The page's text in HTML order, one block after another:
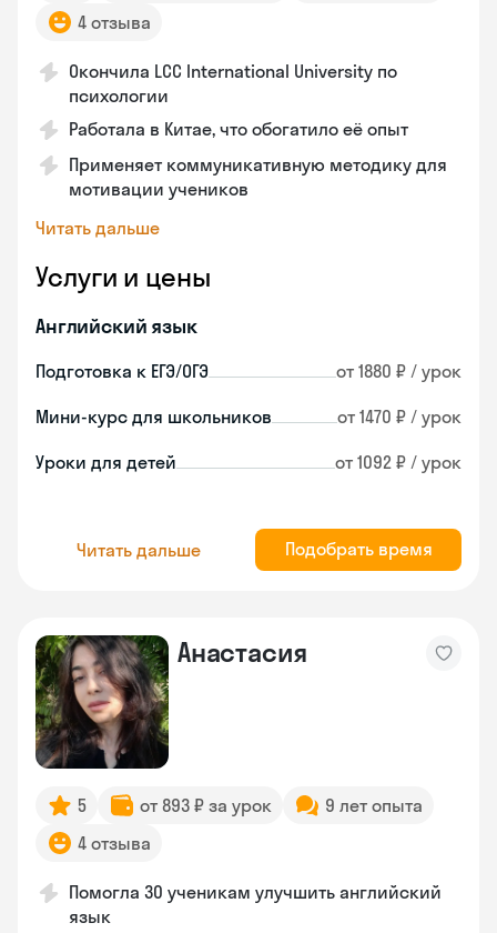
4 отзыва
Окончила LCC International University по
психологии
Работала в Китае, что обогатило её опыт
Применяет коммуникативную методику для
мотивации учеников
Читать дальше
Услуги и цены
Английский язык
Подготовка к ЕГЭ/ОГЭ от 1880 ₽ / урок
Мини-курс для школьников от 1470 ₽ / урок
Уроки для детей от 1092 ₽ / урок
Читать дальше Подобрать время
Анастасия
5 от 893 ₽ за урок
9 лет опыта
4 отзыва
Помогла 30 ученикам улучшить английский
язык